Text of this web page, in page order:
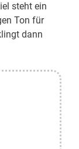
steht ein
Ton für
dann